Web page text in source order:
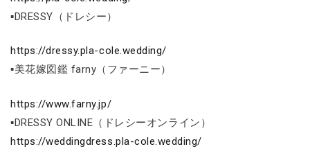
▪DRESSY（ドレシー）
https://dressy.pla-cole.wedding/
▪美花嫁図鑑 farny（ファーニー）
https://www.farny.jp/
▪DRESSY ONLINE（ドレシーオンライン）
https://weddingdress.pla-cole.wedding/